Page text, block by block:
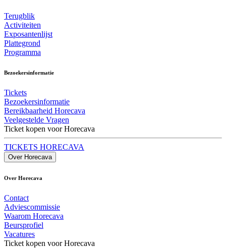
Terugblik
Activiteiten
Exposantenlijst
Plattegrond
Programma
Bezoekersinformatie
Tickets
Bezoekersinformatie
Bereikbaarheid Horecava
Veelgestelde Vragen
Ticket kopen voor Horecava
TICKETS HORECAVA
Over Horecava
Over Horecava
Contact
Adviescommissie
Waarom Horecava
Beursprofiel
Vacatures
Ticket kopen voor Horecava